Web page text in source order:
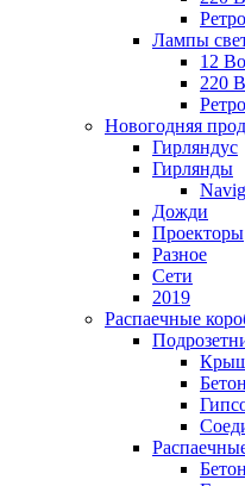
Лампы
12
220
Новогодняя
Гирляндус
Гирлянды
Дожди
Проекторы
Разное
Сети
2019
Распаечные
Бетон
Бетон